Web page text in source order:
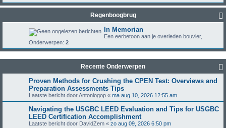
Regenboogbrug
In Memorian
Een eerbetoon aan je overleden bouvier,
Onderwerpen: 2
Recente Onderwerpen
Proven Methods for Crushing the CPEN Test: Overviews and
Preparation Assessments Tips
Laatste bericht doorAntoniogop « ma aug 10, 2026 12:55 am
Navigating the USGBC LEED Evaluation and Tips for USGBC
LEED Certification Accomplishment
Laatste bericht door DavidZem « zo aug 09, 2026 6:50 pm